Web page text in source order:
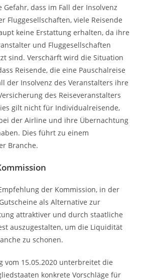
dass im Fall der Insolvenz
Fluggesellschaften, viele Reisende
keine Erstattung erhalten, da ihre
und Fluggesellschaften
sind. Verschärft wird die Situation
Reisende, die eine Pauschalreise
der Insolvenz des Veranstalters ihre
des Reiseveranstalters
gilt nicht für Individualreisende,
der Airline und ihre Übernachtung
Dies führt zu einem
Branche.
der Kommission, in der
als Alternative zur
attraktiver und durch staatliche
auszugestalten, um die Liquidität
zu schonen.
15.05.2020 unterbreitet die
konkrete Vorschläge für